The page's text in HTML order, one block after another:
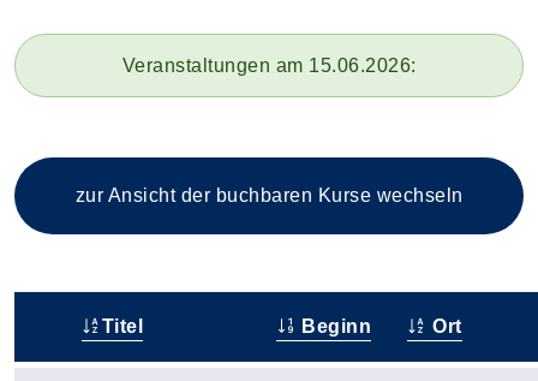
Veranstaltungen am 15.06.2026:
zur Ansicht der buchbaren Kurse wechseln
Titel Beginn Ort